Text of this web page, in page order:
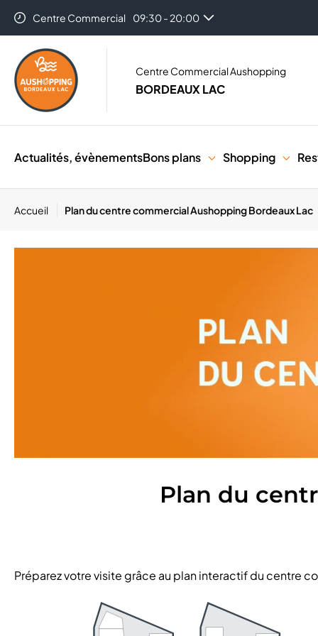
Centre Commercial 09:30 - 20:00
Centre Commercial Aushopping
BORDEAUX LAC
Actualités, évènementsBons plans Shopping
Accueil Plan du centre commercial Aushopping Bordeaux Lac
Plan du
Préparez votre visite grâce au plan interactif du centre